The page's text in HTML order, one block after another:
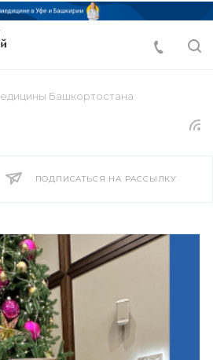
Башкортостана
ПОДПИСАТЬСЯ НА РАССЫЛКУ